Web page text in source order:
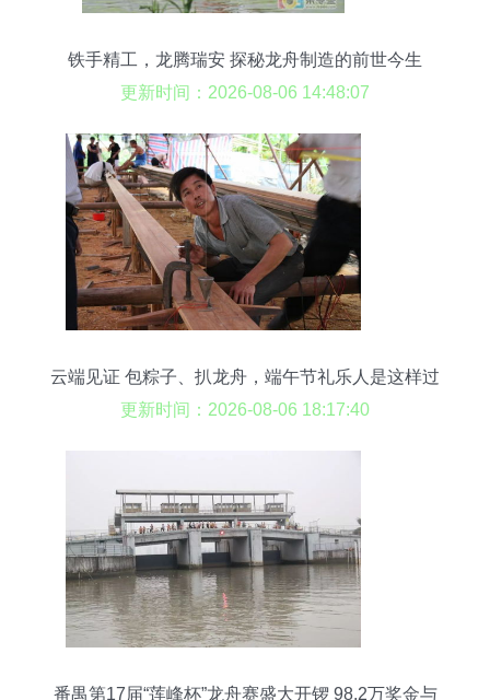
铁手精工，龙腾瑞安 探秘龙舟制造的前世今生
更新时间：2026-08-06 14:48:07
云端见证 包粽子、扒龙舟，端午节礼乐人是这样过
的
更新时间：2026-08-06 18:17:40
番禺第17届“莲峰杯”龙舟赛盛大开锣 98.2万奖金与